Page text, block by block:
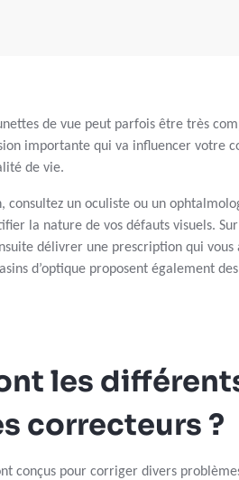
de vue peut parfois être très
importante qui va influencer votre
de vie.
consultez un oculiste ou un
la nature de vos défauts visuels.
délivrer une prescription qui
d’optique proposent également
les
correcteurs ?
conçus pour corriger divers